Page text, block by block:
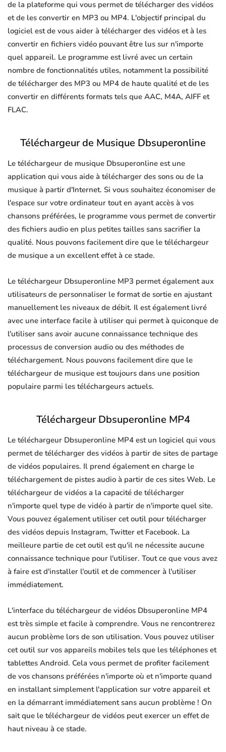
de la plateforme qui vous permet de télécharger des vidéos
et de les convertir en MP3 ou MP4. L'objectif principal du
logiciel est de vous aider à télécharger des vidéos et à les
convertir en fichiers vidéo pouvant être lus sur n'importe
quel appareil. Le programme est livré avec un certain
nombre de fonctionnalités utiles, notamment la possibilité
de télécharger des MP3 ou MP4 de haute qualité et de les
convertir en différents formats tels que AAC, M4A, AIFF et
FLAC.
Téléchargeur de Musique Dbsuperonline
Le téléchargeur de musique Dbsuperonline est une
application qui vous aide à télécharger des sons ou de la
musique à partir d'Internet. Si vous souhaitez économiser de
l'espace sur votre ordinateur tout en ayant accès à vos
chansons préférées, le programme vous permet de convertir
des fichiers audio en plus petites tailles sans sacrifier la
qualité. Nous pouvons facilement dire que le téléchargeur
de musique a un excellent effet à ce stade.
Le téléchargeur Dbsuperonline MP3 permet également aux
utilisateurs de personnaliser le format de sortie en ajustant
manuellement les niveaux de débit. Il est également livré
avec une interface facile à utiliser qui permet à quiconque de
l'utiliser sans avoir aucune connaissance technique des
processus de conversion audio ou des méthodes de
téléchargement. Nous pouvons facilement dire que le
téléchargeur de musique est toujours dans une position
populaire parmi les téléchargeurs actuels.
Téléchargeur Dbsuperonline MP4
Le téléchargeur Dbsuperonline MP4 est un logiciel qui vous
permet de télécharger des vidéos à partir de sites de partage
de vidéos populaires. Il prend également en charge le
téléchargement de pistes audio à partir de ces sites Web. Le
téléchargeur de vidéos a la capacité de télécharger
n'importe quel type de vidéo à partir de n'importe quel site.
Vous pouvez également utiliser cet outil pour télécharger
des vidéos depuis Instagram, Twitter et Facebook. La
meilleure partie de cet outil est qu'il ne nécessite aucune
connaissance technique pour l'utiliser. Tout ce que vous avez
à faire est d'installer l'outil et de commencer à l'utiliser
immédiatement.
L'interface du téléchargeur de vidéos Dbsuperonline MP4
est très simple et facile à comprendre. Vous ne rencontrerez
aucun problème lors de son utilisation. Vous pouvez utiliser
cet outil sur vos appareils mobiles tels que les téléphones et
tablettes Android. Cela vous permet de profiter facilement
de vos chansons préférées n'importe où et n'importe quand
en installant simplement l'application sur votre appareil et
en la démarrant immédiatement sans aucun problème ! On
sait que le téléchargeur de vidéos peut exercer un effet de
haut niveau à ce stade.